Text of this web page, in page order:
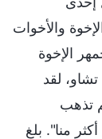
والأخوات
الإخوة
لقد
تذهب
منا". بلغ